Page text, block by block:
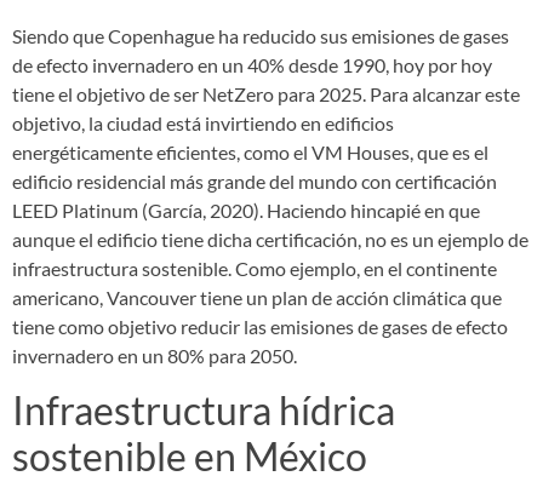
Siendo que Copenhague ha reducido sus emisiones de gases
de efecto invernadero en un 40% desde 1990, hoy por hoy
tiene el objetivo de ser NetZero para 2025. Para alcanzar este
objetivo, la ciudad está invirtiendo en edificios
energéticamente eficientes, como el VM Houses, que es el
edificio residencial más grande del mundo con certificación
LEED Platinum (García, 2020). Haciendo hincapié en que
aunque el edificio tiene dicha certificación, no es un ejemplo de
infraestructura sostenible. Como ejemplo, en el continente
americano, Vancouver tiene un plan de acción climática que
tiene como objetivo reducir las emisiones de gases de efecto
invernadero en un 80% para 2050.
Infraestructura hídrica
sostenible en México